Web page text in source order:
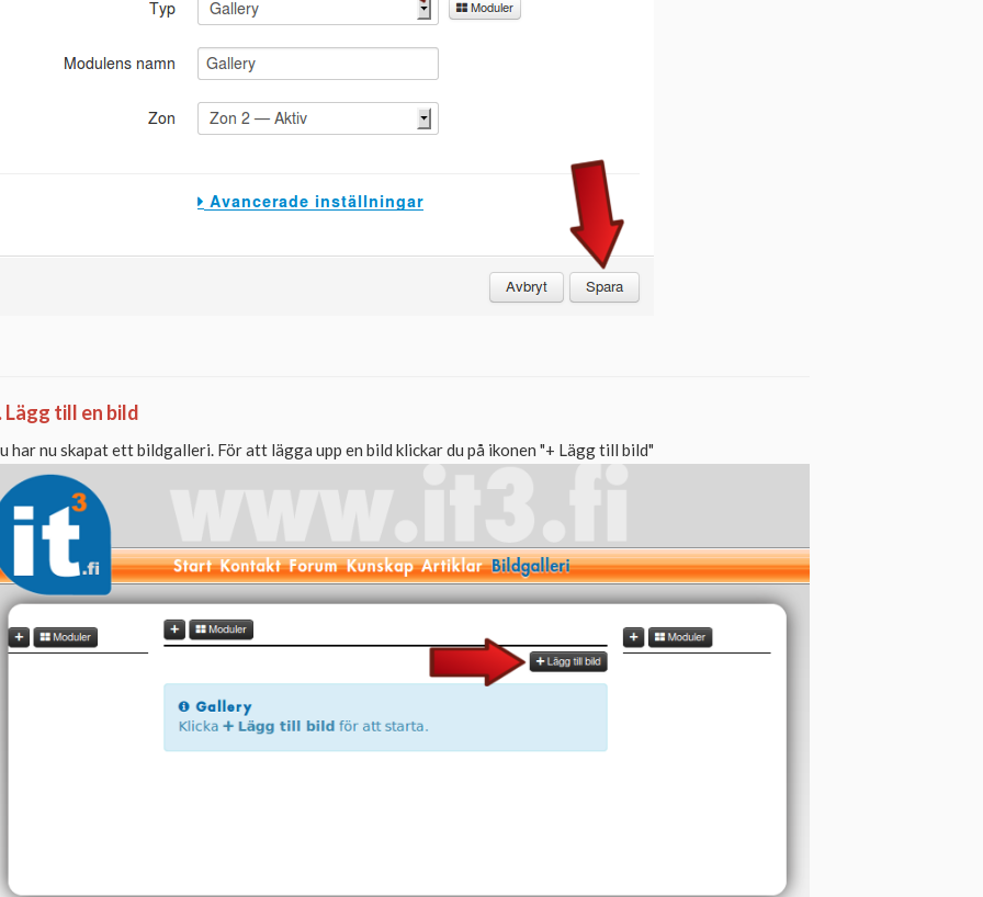
Lägg till en bild
har nu skapat ett bildgalleri. För att lägga upp en bild klickar du på ikonen "+ Lägg till bild"